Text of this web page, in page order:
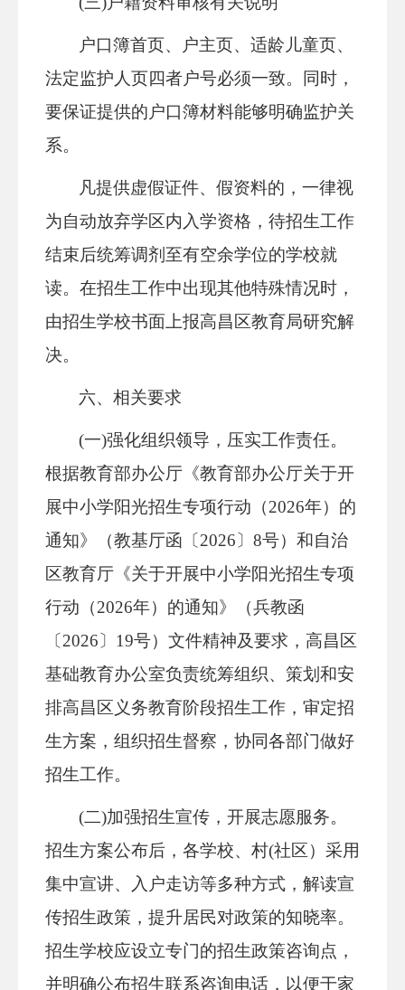
户口簿首页、户主页、适龄儿童页、
法定监护人页四者户号必须一致。同时，
要保证提供的户口簿材料能够明确监护关
系。
凡提供虚假证件、假资料的，一律视
为自动放弃学区内入学资格，待招生工作
结束后统筹调剂至有空余学位的学校就
读。 在招生工作中出现其他特殊情况时，
由招生学校书面上报高昌区教育局研究解
决。
六、相关要求
(一)强化组织领导，压实工作责任。
根据教育部办公厅《教育部办公厅关于开
展中小学阳光招生专项行动（2026年）的
通知》（教基厅函〔2026〕8号）和自治
区教育厅《关于开展中小学阳光招生专项
行动（2026年）的通知》（兵教函
〔2026〕19号）文件精神及要求，高昌区
基础教育办公室负责统筹组织、策划和安
排高昌区义务教育阶段招生工作，审定招
生方案，组织招生督察 ，协同各部门做好
招生工作。
(二)加强招生宣传，开展志愿服务。
招生方案公布后，各学校、村(社区）采用
集中宣讲、入户走访等多种方式，解读宣
传招生政策，提升居民对政策的知晓率。
招生学校应设立专门的招生政策咨询点，
并明确公布招生联系咨询电话，以便于家